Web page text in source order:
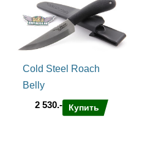
Cold Steel Roach
Belly
2 530.-
Купить